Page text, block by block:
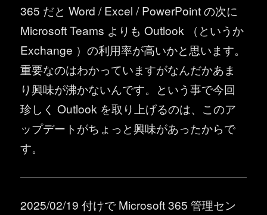
365 だと Word / Excel / PowerPoint の次に
Microsoft Teams よりも Outlook （というか
Exchange ）の利用率が高いかと思います。
重要なのはわかっていますがなんだかあま
り興味が沸かないんです。という事で今回
珍しく Outlook を取り上げるのは、このア
ップデートがちょっと興味があったからで
す。
2025/02/19 付けで Microsoft 365 管理セン